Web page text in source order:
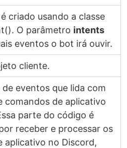
criado usando a classe
O parâmetro intents
eventos o bot irá ouvir.
cliente.
eventos que lida com
comandos de aplicativo
parte do código é
receber e processar os
aplicativo no Discord,